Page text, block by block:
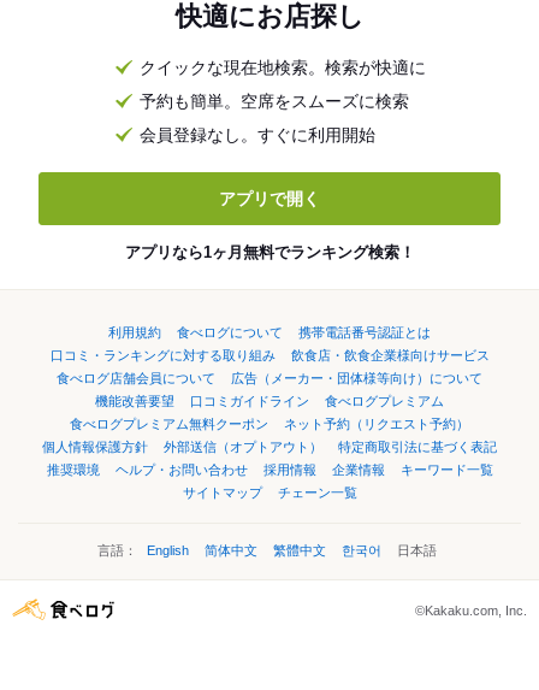
快適にお店探し
クイックな現在地検索。検索が快適に
予約も簡単。空席をスムーズに検索
会員登録なし。すぐに利用開始
アプリで開く
アプリなら1ヶ月無料でランキング検索！
利用規約 食べログについて
携帯電話番号認証とは
口コミ・ランキングに対する取り組み
飲食店・飲食企業様向けサービス
食べログ店舗会員について
広告（メーカー・団体様等向け）について
機能改善要望
口コミガイドライン
食べログプレミアム
食べログプレミアム無料クーポン
ネット予約（リクエスト予約）
個人情報保護方針
外部送信（オプトアウト）
特定商取引法に基づく表記
推奨環境
ヘルプ・お問い合わせ 採用情報 企業情報
キーワード一覧
サイトマップ
チェーン一覧
言語： English 简体中文 繁體中文 한국어 日本語
©Kakaku.com, Inc.